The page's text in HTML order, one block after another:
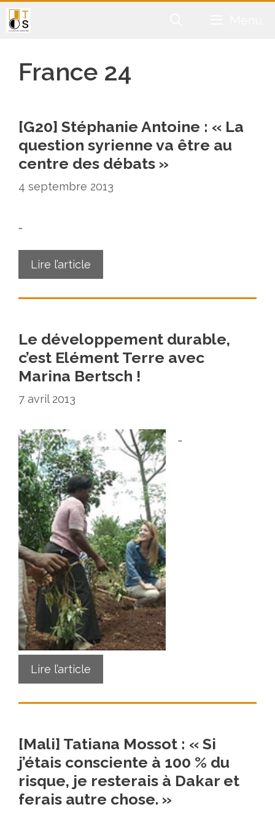
Aller
au
France 24
[G20] Stéphanie Antoine : « La
question syrienne va être au
centre des débats »
4 septembre 2013
…
Lire l’article
Le développement durable,
c’est Elément Terre avec
Marina Bertsch !
7 avril 2013
…
Lire l’article
[Mali] Tatiana Mossot : « Si
j’étais consciente à 100 % du
risque, je resterais à Dakar et
ferais autre chose. »